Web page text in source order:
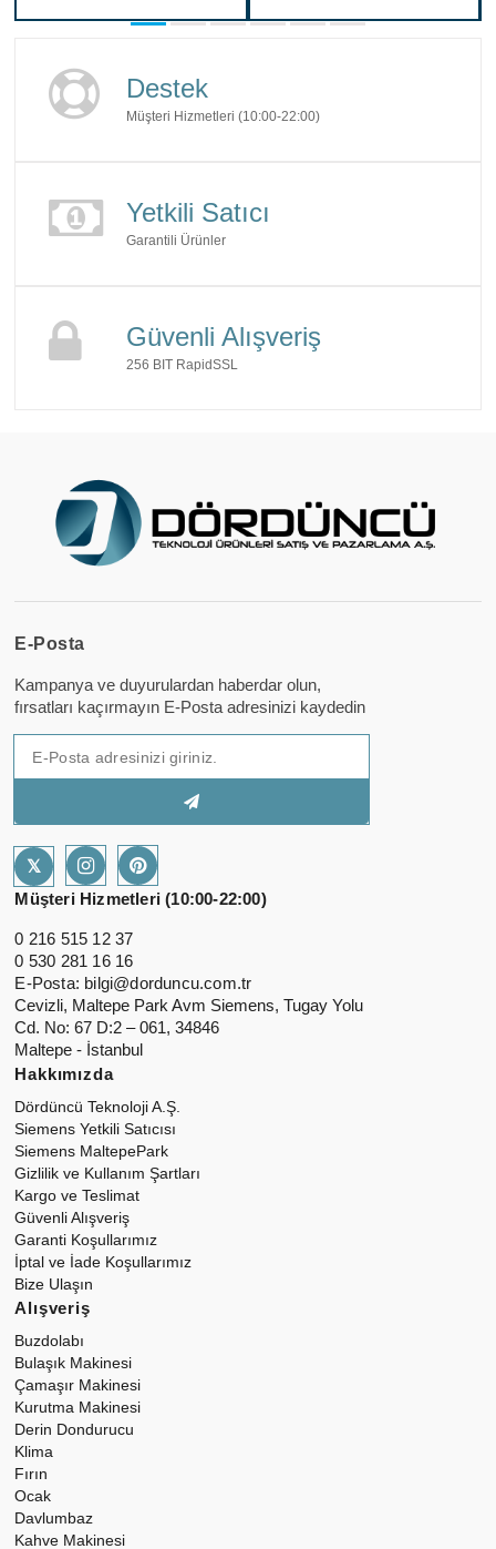
Destek
Müşteri Hizmetleri (10:00-22:00)
Yetkili Satıcı
Garantili Ürünler
Güvenli Alışveriş
256 BIT RapidSSL
E-Posta
Kampanya ve duyurulardan haberdar olun,
fırsatları kaçırmayın E-Posta adresinizi kaydedin
𝕏
Müşteri Hizmetleri (10:00-22:00)
0 216 515 12 37
0 530 281 16 16
E-Posta: bilgi@dorduncu.com.tr
Cevizli, Maltepe Park Avm Siemens, Tugay Yolu
Cd. No: 67 D:2 – 061, 34846
Maltepe - İstanbul
Hakkımızda
Dördüncü Teknoloji A.Ş.
Siemens Yetkili Satıcısı
Siemens MaltepePark
Gizlilik ve Kullanım Şartları
Kargo ve Teslimat
Güvenli Alışveriş
Garanti Koşullarımız
İptal ve İade Koşullarımız
Bize Ulaşın
Alışveriş
Buzdolabı
Bulaşık Makinesi
Çamaşır Makinesi
Kurutma Makinesi
Derin Dondurucu
Klima
Fırın
Ocak
Davlumbaz
Kahve Makinesi